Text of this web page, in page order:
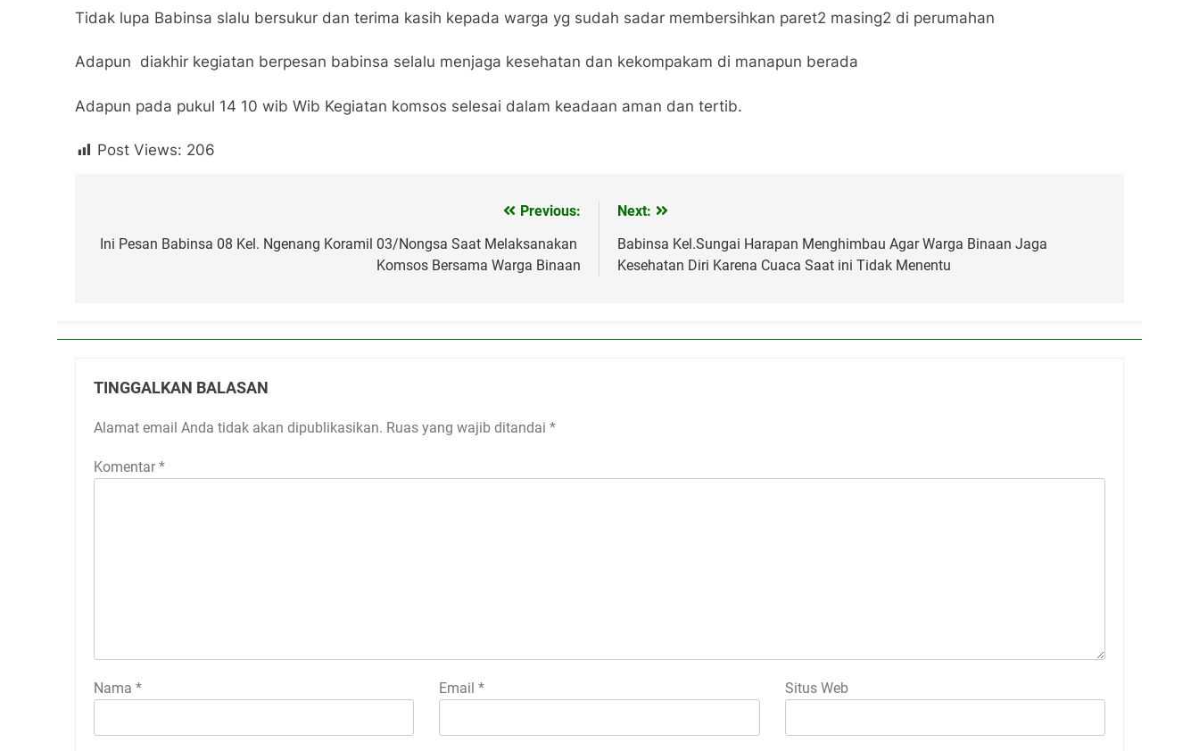
Tidak lupa Babinsa slalu bersukur dan terima kasih kepada warga yg sudah sadar membersihkan paret2 masing2 di perumahan
Adapun diakhir kegiatan berpesan babinsa selalu menjaga kesehatan dan kekompakam di manapun berada
Adapun pada pukul 14 10 wib Wib Kegiatan komsos selesai dalam keadaan aman dan tertib.
Post Views: 206
pos
Previous:
Ini Pesan Babinsa 08 Kel. Ngenang Koramil 03/Nongsa Saat Melaksanakan
Komsos Bersama Warga Binaan
Next:
Babinsa Kel.Sungai Harapan Menghimbau Agar Warga Binaan Jaga
Kesehatan Diri Karena Cuaca Saat ini Tidak Menentu
TINGGALKAN BALASAN
Alamat email Anda tidak akan dipublikasikan. Ruas yang wajib ditandai *
Komentar *
Nama * Email* Situs Web